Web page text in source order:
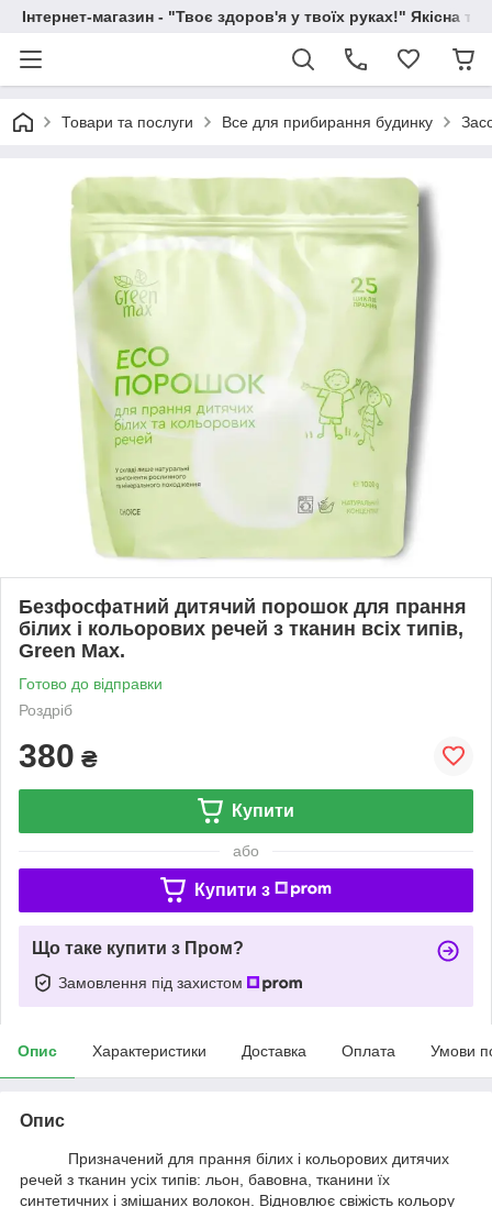
Інтернет-магазин - "Твоє здоров'я у твоїх руках!" Якісна
Товари та послуги Все для прибирання будинку
Безфосфатний дитячий порошок для прання
білих і кольорових речей з тканин всіх типів,
Green Max.
Готово до відправки
Роздріб
380 ₴
Купити
або
Купити з
Що таке купити з Пром?
Замовлення під захистом
Опис Характеристики Доставка Оплата Умови
Опис
Призначений для прання білих і кольорових дитячих
речей з тканин усіх типів: льон, бавовна, тканини їх
синтетичних і змішаних волокон. Відновлює свіжість кольору